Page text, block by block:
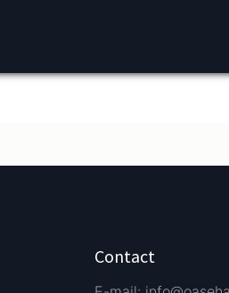
Contact